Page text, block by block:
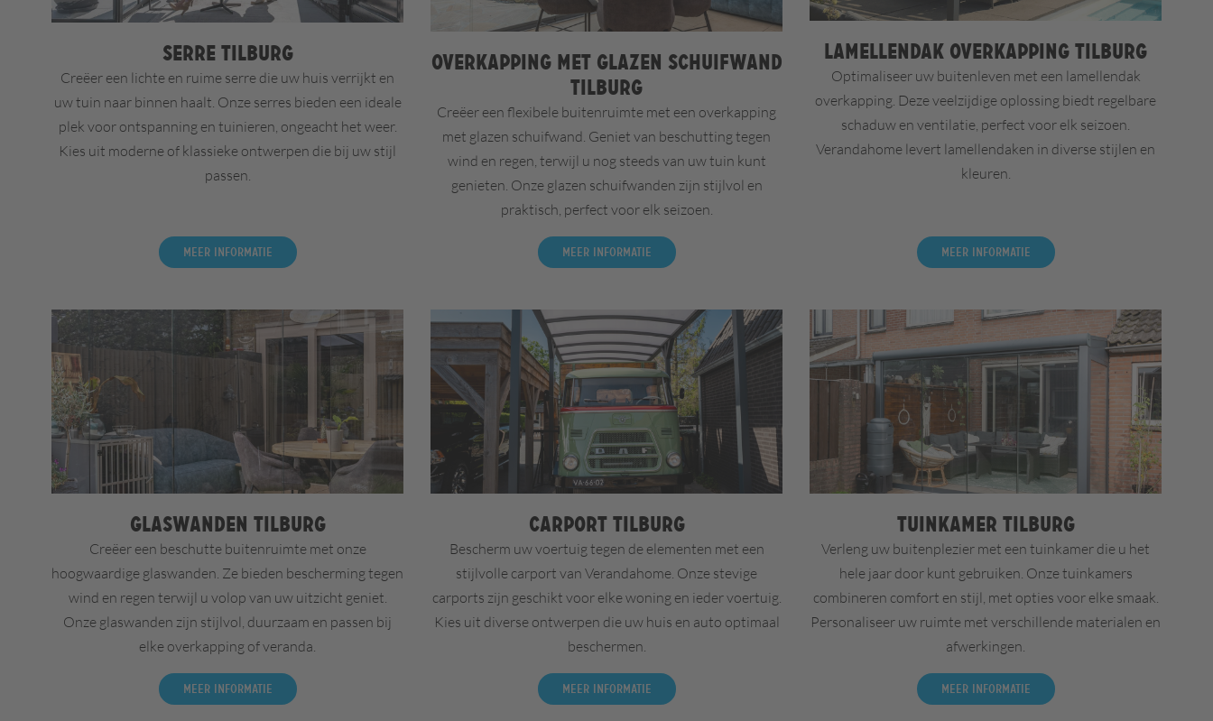
Serre Tilburg
Creëer een lichte en ruime serre die uw huis verrijkt en
uw tuin naar binnen haalt. Onze serres bieden een ideale
plek voor ontspanning en tuinieren, ongeacht het weer.
Kies uit moderne of klassieke ontwerpen die bij uw stijl
passen.
Meer informatie
Overkapping met glazen schuifwand
Tilburg
Creëer een flexibele buitenruimte met een overkapping
met glazen schuifwand. Geniet van beschutting tegen
wind en regen, terwijl u nog steeds van uw tuin kunt
genieten. Onze glazen schuifwanden zijn stijlvol en
praktisch, perfect voor elk seizoen.
Meer informatie
Lamellendak overkapping Tilburg
Optimaliseer uw buitenleven met een lamellendak
overkapping. Deze veelzijdige oplossing biedt regelbare
schaduw en ventilatie, perfect voor elk seizoen.
Verandahome levert lamellendaken in diverse stijlen en
kleuren.
Meer informatie
Glaswanden Tilburg
Creëer een beschutte buitenruimte met onze
hoogwaardige glaswanden. Ze bieden bescherming tegen
wind en regen terwijl u volop van uw uitzicht geniet.
Onze glaswanden zijn stijlvol, duurzaam en passen bij
elke overkapping of veranda.
Meer informatie
Carport Tilburg
Bescherm uw voertuig tegen de elementen met een
stijlvolle carport van Verandahome. Onze stevige
carports zijn geschikt voor elke woning en ieder voertuig.
Kies uit diverse ontwerpen die uw huis en auto optimaal
beschermen.
Meer informatie
Tuinkamer Tilburg
Verleng uw buitenplezier met een tuinkamer die u het
hele jaar door kunt gebruiken. Onze tuinkamers
combineren comfort en stijl, met opties voor elke smaak.
Personaliseer uw ruimte met verschillende materialen en
afwerkingen.
Meer informatie